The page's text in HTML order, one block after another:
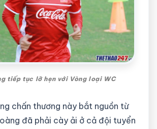
tiếp tục lỡ hẹn với Vòng loại WC
chấn thương này bắt nguồn từ
đã phải cày ải ở cả đội tuyển